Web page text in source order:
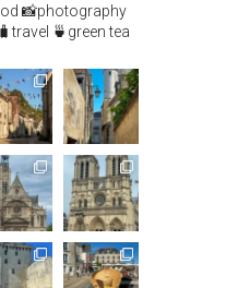
📸photography
🍵green tea